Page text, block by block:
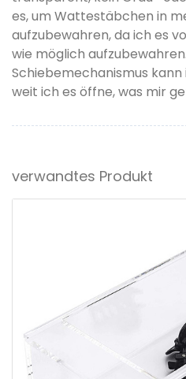
es, um Wattestäbchen in
aufzubewahren, da ich es
wie möglich
Schiebemechanismus
weit ich es öffne, was mir
verwandtes Produkt